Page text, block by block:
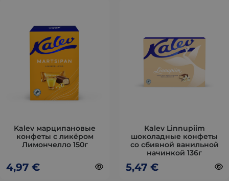
Kalev марципановые
конфеты с ликёром
Лимончелло 150г
4,97 €
несколько
вариаций.
выбрать
товара.
Kalev Linnupiim
шоколадные конфеты
со сбивной ванильной
начинкой 136г
5,47 €
несколько
вариаций.
можно
выбрать
товара.